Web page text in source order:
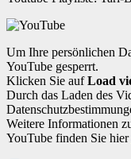
Um Ihre persönlichen
YouTube gesperrt.
Klicken Sie aufLoad
Durch das Laden des
Weitere Informationen
YouTube finden Sie hier